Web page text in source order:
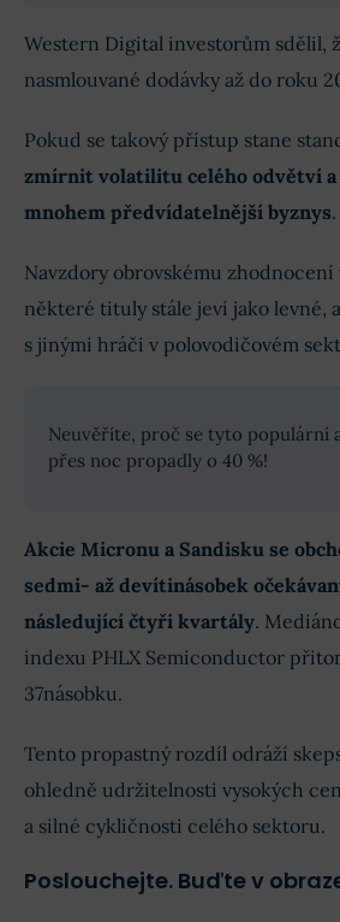
Western Digital investorům sdělil,
nasmlouvané dodávky až do roku
Pokud se takový přístup stane
zmírnit volatilitu celého odvětví
mnohem předvídatelnější byznys.
Navzdory obrovskému
některé tituly stále jeví jako levné,
s jinými hráči v polovodičovém
Neuvěříte, proč se tyto populární
přes noc propadly o 40 %!
Akcie Micronu a Sandisku se
sedmi- až devítinásobek
následující čtyři kvartály.
indexu PHLX Semiconductor
37násobku.
Tento propastný rozdíl odráží
ohledně udržitelnosti vysokých
a silné cykličnosti celého sektoru.
Poslouchejte. Buďte v